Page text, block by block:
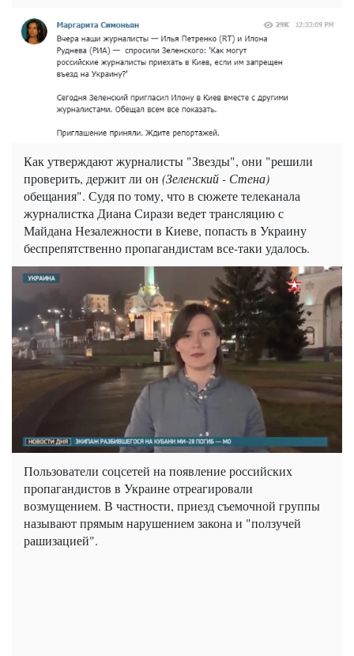
Как утверждают журналисты "Звезды", они "решили
проверить, держит ли он (Зеленский - Стена)
обещания". Судя по тому, что в сюжете телеканала
журналистка Диана Сирази ведет трансляцию с
Майдана Незалежности в Киеве, попасть в Украину
беспрепятственно пропагандистам все-таки удалось.
Пользователи соцсетей на появление российских
пропагандистов в Украине отреагировали
возмущением. В частности, приезд съемочной группы
называют прямым нарушением закона и "ползучей
рашизацией".